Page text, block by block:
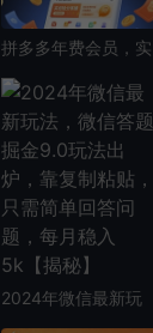
拼多多年费会员，实
满，干货拉满(更新26
年4月03日)
2024年微信最新玩